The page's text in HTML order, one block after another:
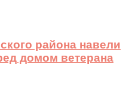
района навели
домом ветерана